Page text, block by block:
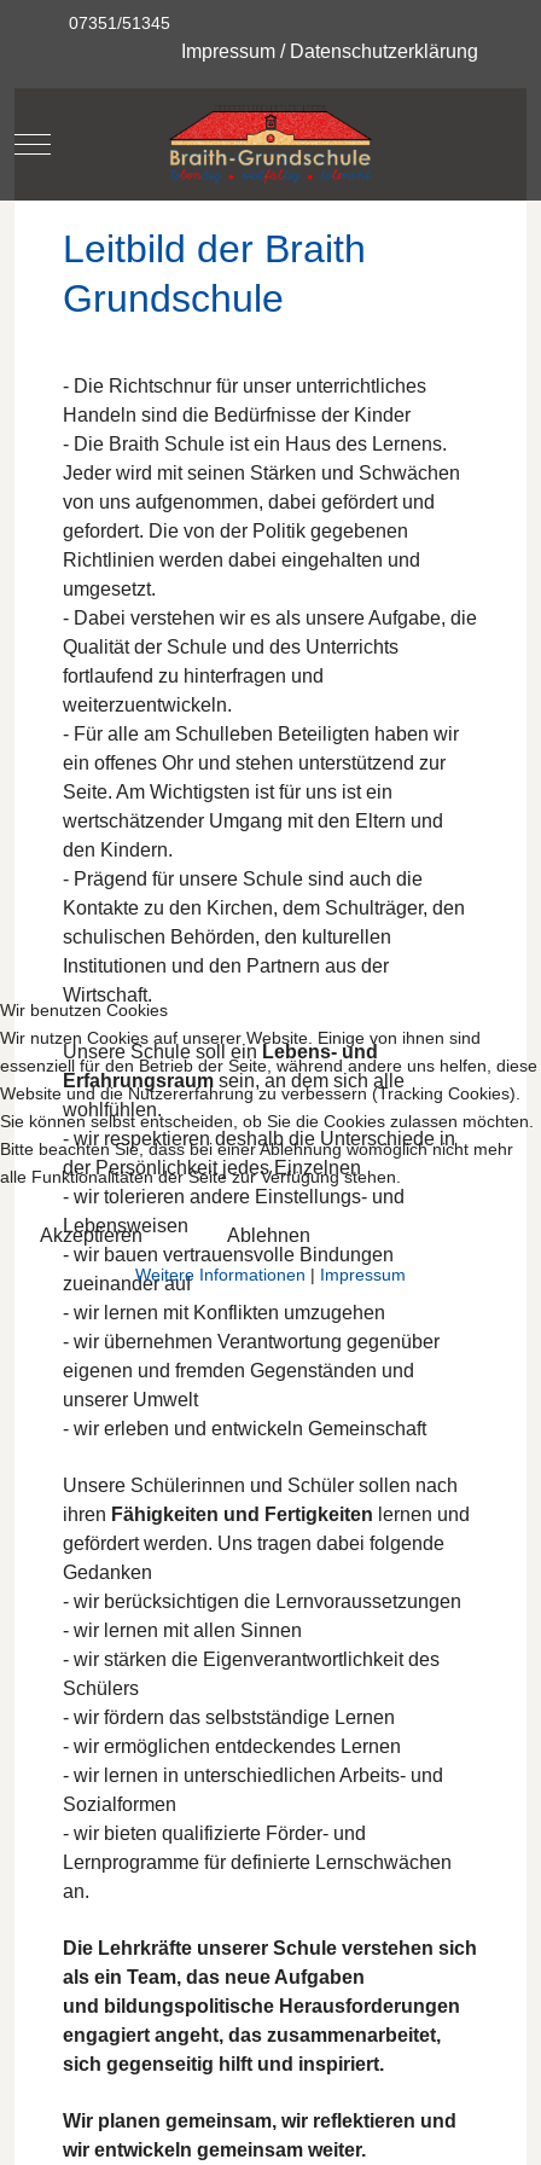
07351/51345
Impressum / Datenschutzerklärung
Mobile Menu Toggle
Leitbild der Braith
Grundschule
- Die Richtschnur für unser unterrichtliches
Handeln sind die Bedürfnisse der Kinder
- Die Braith Schule ist ein Haus des Lernens.
Jeder wird mit seinen Stärken und Schwächen
von uns aufgenommen, dabei gefördert und
gefordert. Die von der Politik gegebenen
Richtlinien werden dabei eingehalten und
umgesetzt.
- Dabei verstehen wir es als unsere Aufgabe, die
Qualität der Schule und des Unterrichts
fortlaufend zu hinterfragen und
weiterzuentwickeln.
- Für alle am Schulleben Beteiligten haben wir
ein offenes Ohr und stehen unterstützend zur
Seite. Am Wichtigsten ist für uns ist ein
wertschätzender Umgang mit den Eltern und
den Kindern.
- Prägend für unsere Schule sind auch die
Kontakte zu den Kirchen, dem Schulträger, den
schulischen Behörden, den kulturellen
Institutionen und den Partnern aus der
Wirtschaft.
Unsere Schule soll ein Lebens- und
Erfahrungsraum sein, an dem sich alle
wohlfühlen.
- wir respektieren deshalb die Unterschiede in
der Persönlichkeit jedes Einzelnen
- wir tolerieren andere Einstellungs- und
Lebensweisen
- wir bauen vertrauensvolle Bindungen
zueinander auf
- wir lernen mit Konflikten umzugehen
- wir übernehmen Verantwortung gegenüber
eigenen und fremden Gegenständen und
unserer Umwelt
- wir erleben und entwickeln Gemeinschaft
Unsere Schülerinnen und Schüler sollen nach
ihren Fähigkeiten und Fertigkeiten lernen und
gefördert werden. Uns tragen dabei folgende
Gedanken
- wir berücksichtigen die Lernvoraussetzungen
- wir lernen mit allen Sinnen
- wir stärken die Eigenverantwortlichkeit des
Schülers
- wir fördern das selbstständige Lernen
- wir ermöglichen entdeckendes Lernen
- wir lernen in unterschiedlichen Arbeits- und
Sozialformen
- wir bieten qualifizierte Förder- und
Lernprogramme für definierte Lernschwächen
an.
Die Lehrkräfte unserer Schule verstehen sich
als ein Team, das neue Aufgaben
und bildungspolitische Herausforderungen
engagiert angeht, das zusammenarbeitet,
sich gegenseitig hilft und inspiriert.
Wir planen gemeinsam, wir reflektieren und
wir entwickeln gemeinsam weiter.
Wir benutzen Cookies
Wir nutzen Cookies auf unserer Website. Einige von ihnen sind
essenziell für den Betrieb der Seite, während andere uns helfen, diese
Website und die Nutzererfahrung zu verbessern (Tracking Cookies).
Sie können selbst entscheiden, ob Sie die Cookies zulassen möchten.
Bitte beachten Sie, dass bei einer Ablehnung womöglich nicht mehr
alle Funktionalitäten der Seite zur Verfügung stehen.
Akzeptieren Ablehnen
Weitere Informationen | Impressum